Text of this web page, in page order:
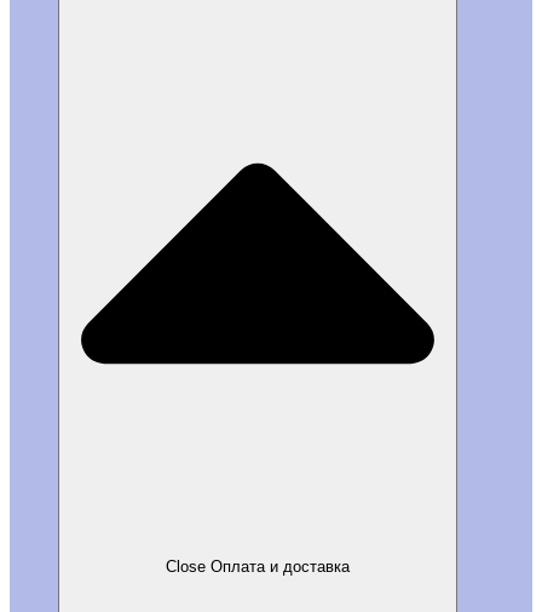
Close Оплата и доставка